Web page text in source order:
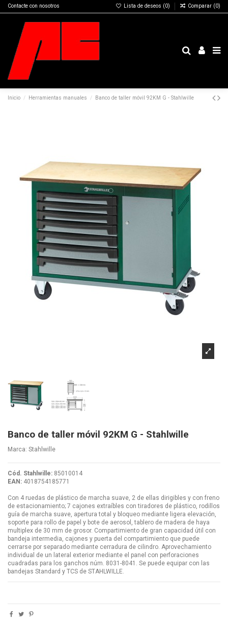
Contacte con nosotros Lista de deseos (0) Comparar (0)
Inicio Herramientas manuales Banco de taller móvil 92KM G - Stahlwille
Banco de taller móvil 92KM G - Stahlwille
Marca: Stahlwille
Cód. Stahlwille: 85010014
EAN: 4018754185771
Con 4 ruedas de plástico de marcha suave, 2 de ellas dirigibles y con freno
de estacionamiento; 7 cajones extraíbles con tiradores de plástico, rodillos
guía de marcha suave, apertura total y bloqueo mediante ligera elevación,
soporte para rollo de papel y bote de aerosol, tablero de madera de haya
multiplex de 30 mm de grosor. Compartimiento de gran capacidad útil con
bandeja intermedia, cajones y puerta del compartimiento que puede
cerrarse por separado mediante cerradura de cilindro. Aprovechamiento
individual de un lateral exterior mediante el panel con perforaciones
cuadradas para los ganchos núm. 8031-8041. Se puede equipar con las
bandejas Standard y TCS de STAHLWILLE.